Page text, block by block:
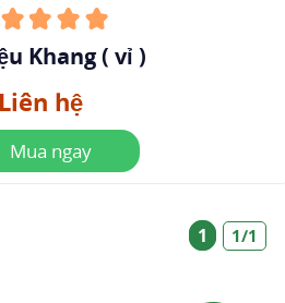
Khang ( vỉ )
Liên hệ
Mua ngay
1 1/1